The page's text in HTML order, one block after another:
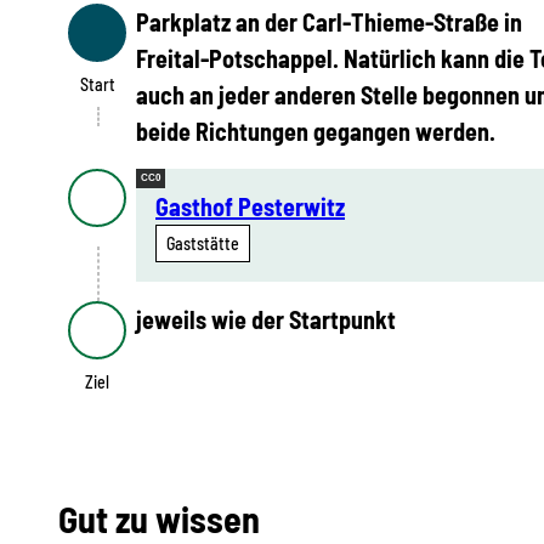
Start
Start
Parkplatz an der Carl-Thieme-Straße in
Freital-Potschappel. Natürlich kann die
auch an jeder anderen Stelle begonnen
beide Richtungen gegangen werden.
CC0
Gasthof Pesterwitz
Gaststätte
Ziel
Ziel
jeweils wie der Startpunkt
Gut zu wissen